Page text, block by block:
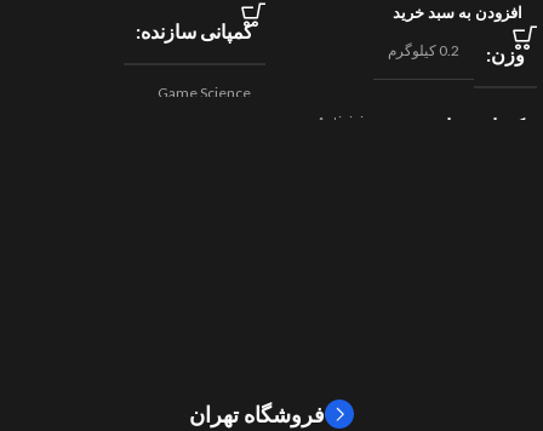
افزودن به سبد خرید
وزن 0.2 کیلوگرم
کمپانی سازنده
Activision
کمپانی سازنده
Game Science
فروشگاه تهران